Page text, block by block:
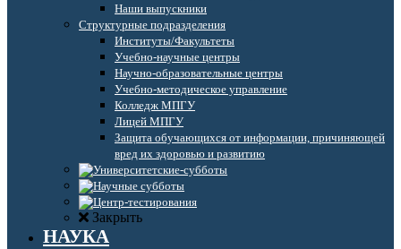
Наши выпускники
Структурные подразделения
Институты/Факультеты
Учебно-научные центры
Научно-образовательные центры
Учебно-методическое управление
Колледж МПГУ
Лицей МПГУ
Защита обучающихся от информации, причиняющей
вред их здоровью и развитию
Закрыть
НАУКА